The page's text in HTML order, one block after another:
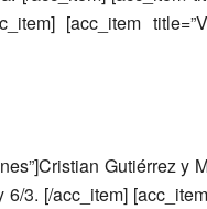
[acc_item
Cristian Gutiérrez y
3. [/acc_item]